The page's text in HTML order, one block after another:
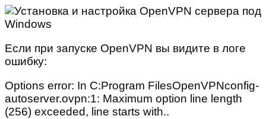
Если при запуске OpenVPN вы видите в логе
ошибку:
Options error: In C:Program FilesOpenVPNconfig-
autoserver.ovpn:1: Maximum option line length
(256) exceeded, line starts with..